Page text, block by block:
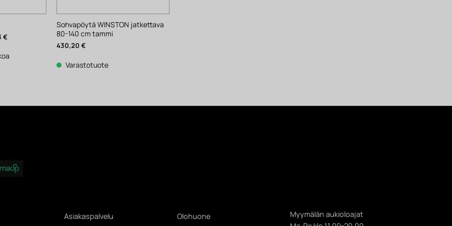
€
2
513 €.
Sohvapöytä WINSTON jatkettava
80-140 cm tammi
430,20 €
Varastotuote
Asiakaspalvelu Olohuone
Myymälän aukioloajat